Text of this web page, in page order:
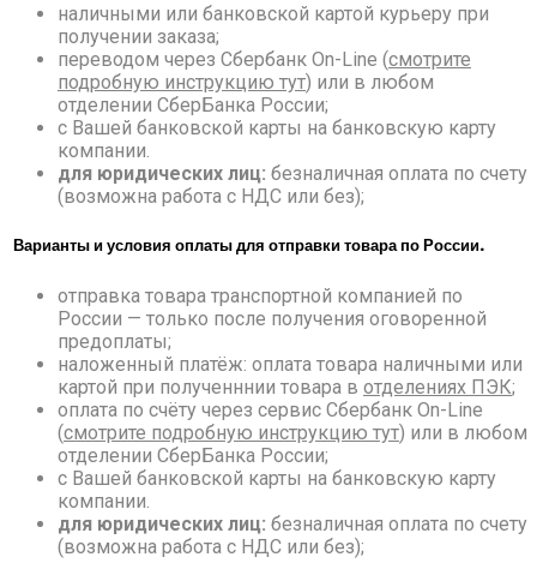
наличными или банковской картой курьеру при
получении заказа;
переводом через Сбербанк On-Line (смотрите
подробную инструкцию тут) или в любом
отделении СберБанка России;
с Вашей банковской карты на банковскую карту
компании.
для юридических лиц: безналичная оплата по счету
(возможна работа с НДС или без);
Варианты и условия оплаты для отправки товара по России.
отправка товара транспортной компанией по
России — только после получения оговоренной
предоплаты;
наложенный платёж: оплата товара наличными или
картой при полученннии товара в отделениях ПЭК;
оплата по счёту через сервис Сбербанк On-Line
(смотрите подробную инструкцию тут) или в любом
отделении СберБанка России;
с Вашей банковской карты на банковскую карту
компании.
для юридических лиц: безналичная оплата по счету
(возможна работа с НДС или без);